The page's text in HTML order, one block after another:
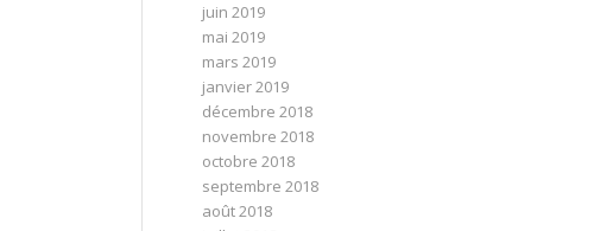
juin 2019
mai 2019
mars 2019
janvier 2019
décembre 2018
novembre 2018
octobre 2018
septembre 2018
août 2018